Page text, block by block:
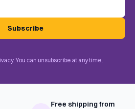
Luck, Solo / Solitaire Game
Familie
Nederlands
Subscribe
You can unsubscribe at any time.
Free shipping from